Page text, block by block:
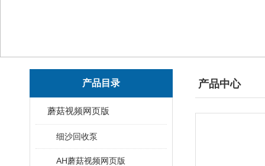
产品目录
蘑菇视频网页版
细沙回收泵
AH蘑菇视频网页版
产品中心